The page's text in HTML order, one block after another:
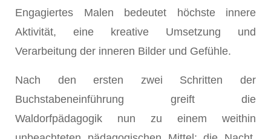
Engagiertes Malen bedeutet höchste innere
Aktivität, eine kreative Umsetzung und
Verarbeitung der inneren Bilder und Gefühle.
Nach den ersten zwei Schritten der
Buchstabeneinführung greift die
Waldorfpädagogik nun zu einem weithin